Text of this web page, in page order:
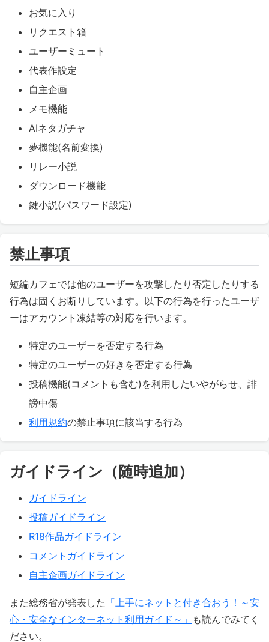
お気に入り
リクエスト箱
ユーザーミュート
代表作設定
自主企画
メモ機能
AIネタガチャ
夢機能(名前変換)
リレー小説
ダウンロード機能
鍵小説(パスワード設定)
禁止事項
短編カフェでは他のユーザーを攻撃したり否定したりする
行為は固くお断りしています。以下の行為を行ったユーザ
ーはアカウント凍結等の対応を行います。
特定のユーザーを否定する行為
特定のユーザーの好きを否定する行為
投稿機能(コメントも含む)を利用したいやがらせ、誹
謗中傷
利用規約の禁止事項に該当する行為
ガイドライン（随時追加）
ガイドライン
投稿ガイドライン
R18作品ガイドライン
コメントガイドライン
自主企画ガイドライン
また総務省が発表した 「上手にネットと付き合おう！～安
心・安全なインターネット利用ガイド～」 も読んでみてく
ださい。